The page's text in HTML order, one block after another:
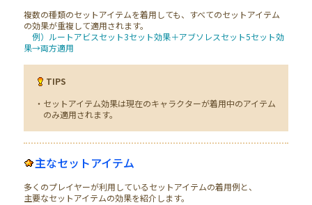
複数の種類のセットアイテムを着用しても、すべてのセットアイテム
の効果が重複して適用されます。
例）ルートアビスセット3セット効果＋アブソレスセット5セット効
果→両方適用
TIPS
・セットアイテム効果は現在のキャラクターが着用中のアイテム
のみ適用されます。
主なセットアイテム
多くのプレイヤーが利用しているセットアイテムの着用例と、
主要なセットアイテムの効果を紹介します。